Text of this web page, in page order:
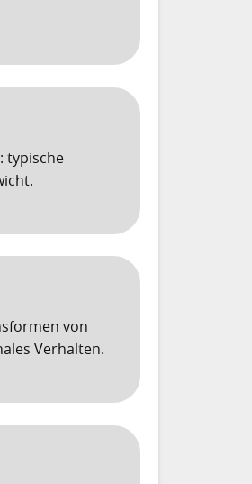
typische
von
Verhalten.